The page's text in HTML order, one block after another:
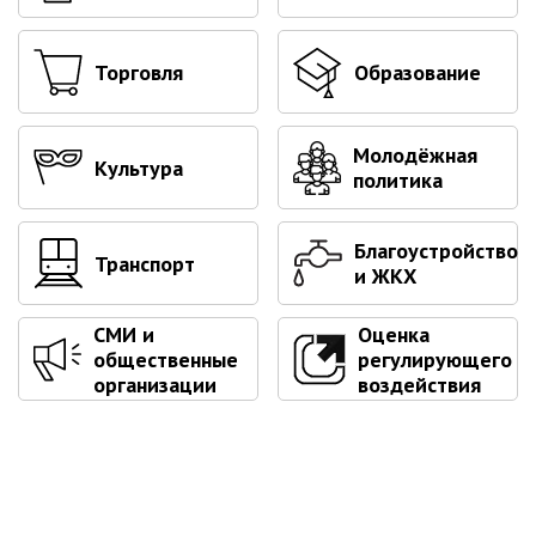
Заместители главы администрации
Управления
Управление бухгалтерского учёта
Финансовое управление
О финансовом управлении
Управление по организационно-
контрольной работе
Управление экономики и
собственности
Об управлении экономики и
собственности
Отдел экономики
Торговля Образование
Культура
Молодёжная
политика
Транспорт
Благоустройство
и ЖКХ
СМИ и
общественные
организации
Оценка
регулирующего
воздействия